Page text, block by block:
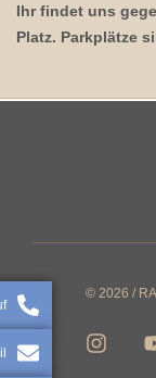
Ihr findet uns
Platz. Parkplätze
© 2026 /
I
n